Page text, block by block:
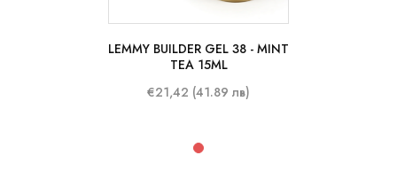
15 ml
LEMMY BUILDER GEL 38 - MINT
TEA 15ML
€21,42 (41.89 лв)